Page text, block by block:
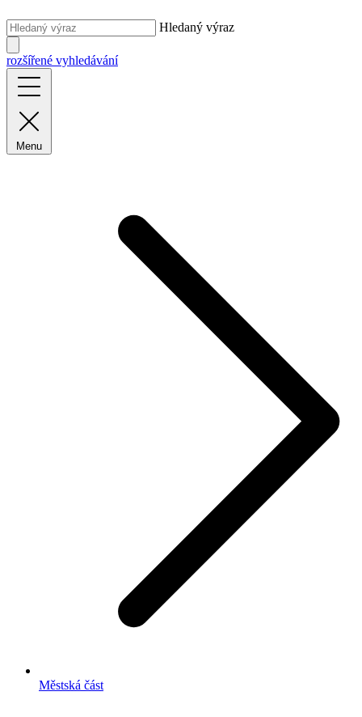
Hledaný výraz
rozšířené vyhledávání
Menu
Městská část